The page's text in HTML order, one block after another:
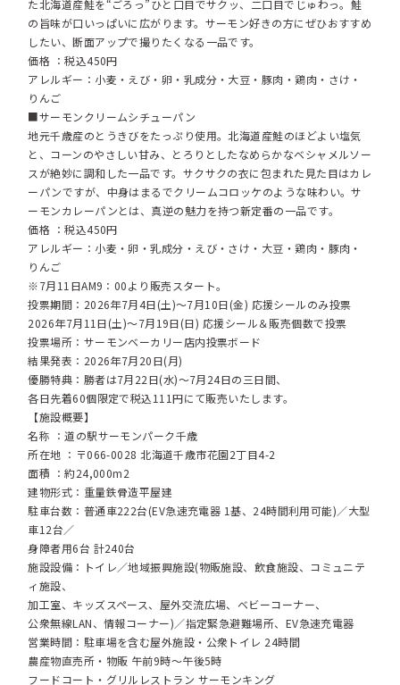
た北海道産鮭を“ごろっ”ひと口目でサクッ、二口目でじゅわっ。鮭
の旨味が口いっぱいに広がります。サーモン好きの方にぜひおすすめ
したい、断面アップで撮りたくなる一品です。
価格 ：税込450円
アレルギー：小麦・えび・卵・乳成分・大豆・豚肉・鶏肉・さけ・
りんご
■サーモンクリームシチューパン
地元千歳産のとうきびをたっぷり使用。北海道産鮭のほどよい塩気
と、コーンのやさしい甘み、とろりとしたなめらかなベシャメルソー
スが絶妙に調和した一品です。サクサクの衣に包まれた見た目はカレ
ーパンですが、中身はまるでクリームコロッケのような味わい。サ
ーモンカレーパンとは、真逆の魅力を持つ新定番の一品です。
価格 ：税込450円
アレルギー：小麦・卵・乳成分・えび・さけ・大豆・鶏肉・豚肉・
りんご
※7月11日AM9：00より販売スタート。
投票期間：2026年7月4日(土)～7月10日(金) 応援シールのみ投票
2026年7月11日(土)～7月19日(日) 応援シール＆販売個数で投票
投票場所：サーモンベーカリー店内投票ボード
結果発表：2026年7月20日(月)
優勝特典：勝者は7月22日(水)～7月24日の三日間、
各日先着60個限定で税込111円にて販売いたします。
【施設概要】
名称 ：道の駅サーモンパーク千歳
所在地 ：〒066-0028 北海道千歳市花園2丁目4-2
面積 ：約24,000m2
建物形式：重量鉄骨造平屋建
駐車台数：普通車222台(EV急速充電器 1基、24時間利用可能)／大型
車12台／
身障者用6台 計240台
施設設備：トイレ／地域振興施設(物販施設、飲食施設、コミュニテ
ィ施設、
加工室、キッズスペース、屋外交流広場、ベビーコーナー、
公衆無線LAN、情報コーナー)／指定緊急避難場所、EV急速充電器
営業時間：駐車場を含む屋外施設・公衆トイレ 24時間
農産物直売所・物販 午前9時～午後5時
フードコート・グリルレストラン サーモンキング